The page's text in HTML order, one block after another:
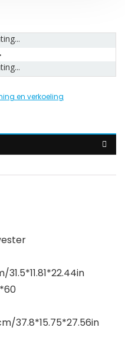
en verkoeling
37.8*15.75*27.56in